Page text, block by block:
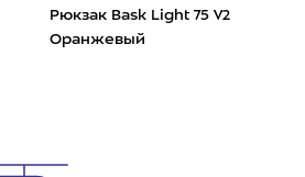
Рюкзак Bask Light 75 V2
Оранжевый